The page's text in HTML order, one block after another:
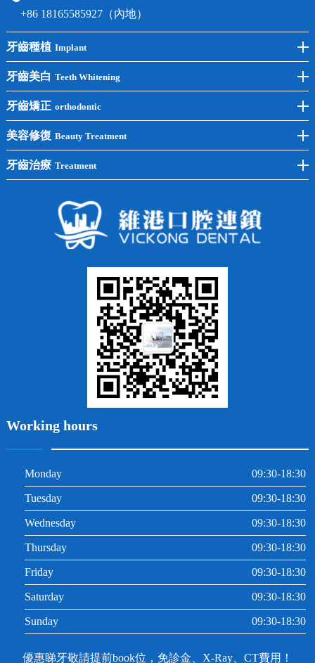
+86 18165585927（內地）
牙齒種植 Implant
前牙種植
後牙種植
單顆種植
半口種植
全口種植
牙齒美白 Teeth Whitening
冷光美白
洗牙
黃黑牙
四環素牙
常見問題
牙齒矯正 orthodontic
牙齒矯正
兒童矯正
牙列不齊
美容修復 Beauty Treatment
全瓷牙
牙齒治療 Treatment
Working hours
Monday 09:30-18:30
Tuesday 09:30-18:30
Wednesday 09:30-18:30
Thursday 09:30-18:30
Friday 09:30-18:30
Saturday 09:30-18:30
Sunday 09:30-18:30
優惠睇牙敬請提前book位，免診金、X-Ray、CT費用！